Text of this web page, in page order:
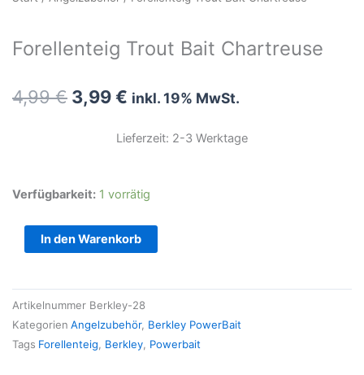
Forellenteig Trout Bait Chartreuse
4,99€ Ursprünglicher
3,99€ Aktueller
ist:
inkl. 19% MwSt.
Lieferzeit: 2-3 Werktage
Verfügbarkeit: 1 vorrätig
Forellenteig
Chartreuse
In den Warenkorb
Artikelnummer Berkley-28
Kategorien Angelzubehör, Berkley PowerBait
Tags Forellenteig Berkley Powerbait